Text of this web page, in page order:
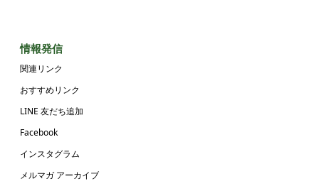
情報発信
関連リンク
おすすめリンク
LINE 友だち追加
Facebook
インスタグラム
メルマガ アーカイブ